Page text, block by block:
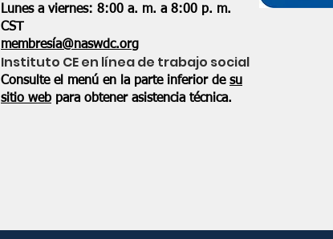
Lunes a viernes: 8:00 a. m. a 8:00 p. m.
CST
membresía@naswdc.org
Instituto CE en línea de trabajo social
Consulte el menú en la parte inferior de su
sitio web para obtener asistencia técnica.